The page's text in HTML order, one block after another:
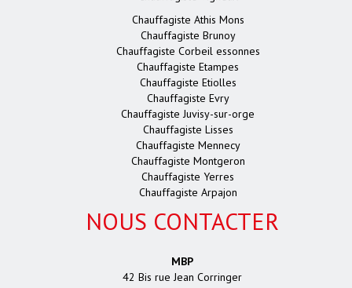
Chauffagiste Athis Mons
Chauffagiste Brunoy
Chauffagiste Corbeil essonnes
Chauffagiste Etampes
Chauffagiste Etiolles
Chauffagiste Evry
Chauffagiste Juvisy-sur-orge
Chauffagiste Lisses
Chauffagiste Mennecy
Chauffagiste Montgeron
Chauffagiste Yerres
Chauffagiste Arpajon
NOUS CONTACTER
MBP
42 Bis rue Jean Corringer